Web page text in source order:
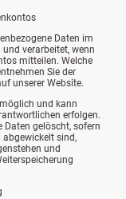
Daten im
verarbeitet, wenn
mitteilen. Welche
Sie der
unserer Website.
und kann
erfolgen.
Daten gelöscht, sofern
sind,
und